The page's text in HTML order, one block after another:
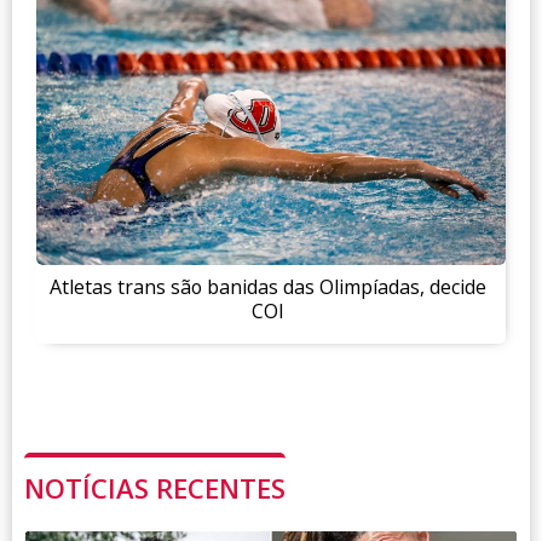
Atletas trans são banidas das Olimpíadas, decide
COI
NOTÍCIAS RECENTES